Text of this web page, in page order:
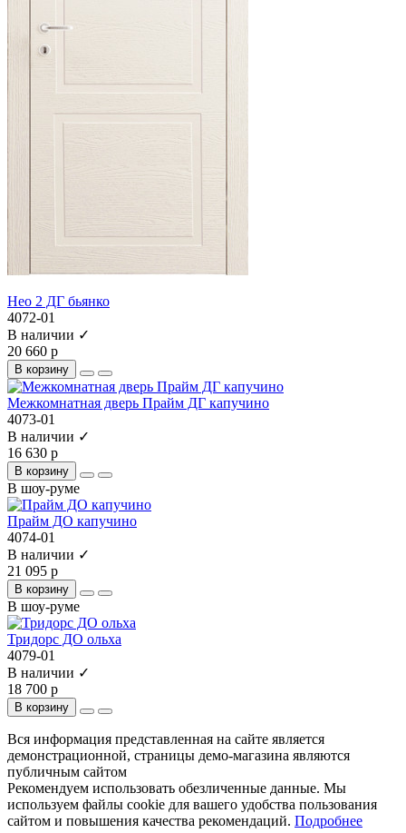
Нео 2 ДГ бьянко
4072-01
В наличии ✓
20 660 р
В корзину
Межкомнатная дверь Прайм ДГ капучино
4073-01
В наличии ✓
16 630 р
В корзину
В шоу-руме
Прайм ДО капучино
4074-01
В наличии ✓
21 095 р
В корзину
В шоу-руме
Тридорс ДО ольха
4079-01
В наличии ✓
18 700 р
В корзину
Вся информация представленная на сайте является
демонстрационной, страницы демо-магазина являются
публичным сайтом
Рекомендуем использовать обезличенные данные. Мы
используем файлы cookie для вашего удобства пользования
сайтом и повышения качества рекомендаций. Подробнее